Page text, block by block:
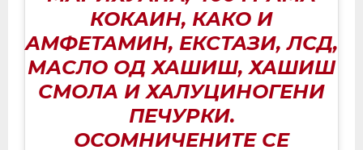
КОКАИН, КАКО И
АМФЕТАМИН, ЕКСТАЗИ, ЛСД,
МАСЛО ОД ХАШИШ, ХАШИШ
СМОЛА И ХАЛУЦИНОГЕНИ
ПЕЧУРКИ.
ОСОМНИЧЕНИТЕ СЕ